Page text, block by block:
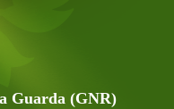
Guarda (GNR)